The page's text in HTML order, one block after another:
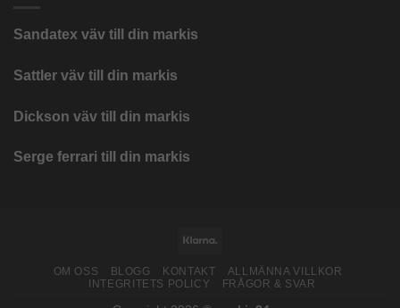
Sandatex väv till din markis
Sattler väv till din markis
Dickson väv till din markis
Serge ferrari till din markis
OM OSS BLOGG KONTAKT
ALLMÄNNA VILLKOR
INTEGRITETS POLICY
FRÅGOR & SVAR